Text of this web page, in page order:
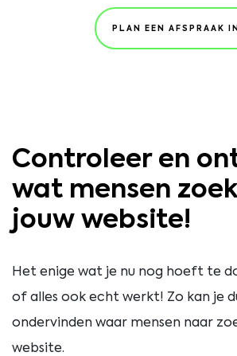
PLAN EEN AFSPRAAK
Controleer en
wat mensen
jouw website!
Het enige wat je nu nog hoeft te
of alles ook echt werkt! Zo kan je
ondervinden waar mensen naar
website.